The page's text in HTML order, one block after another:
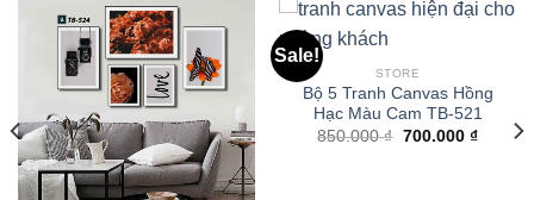
Sale!
STORE
Bộ 5 Tranh Canvas Hồng
Hạc Màu Cam TB-521
850.000₫ 700.000 ₫